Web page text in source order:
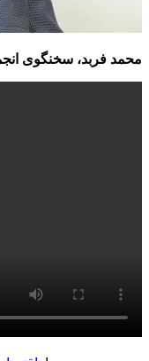
محمد فربد، سخنگوی انجمن